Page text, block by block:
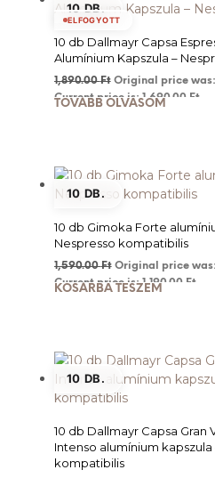
10 DB.
ELFOGYOTT
10 db Dallmayr Capsa
Alumínium Kapszula –
1,890.00Ft Original price was:
Current price is: 1,690.00 Ft.
TOVÁBB OLVASOM
10 DB.
10 db Gimoka Forte
Nespresso kompatibilis
1,590.00Ft Original price
Current price is: 1,190.00 Ft.
KOSÁRBA TESZEM
10 DB.
10 db Dallmayr Capsa Gran
Intenso alumínium kapszula
kompatibilis